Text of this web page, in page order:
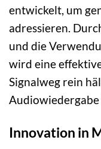
entwickelt, um
adressieren.
und die
wird eine
Signalweg rein
Innovation in